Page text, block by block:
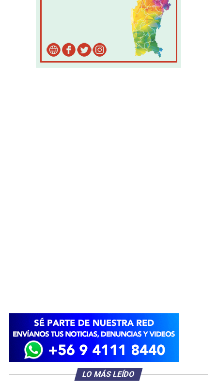
LO MÁS LEÍDO